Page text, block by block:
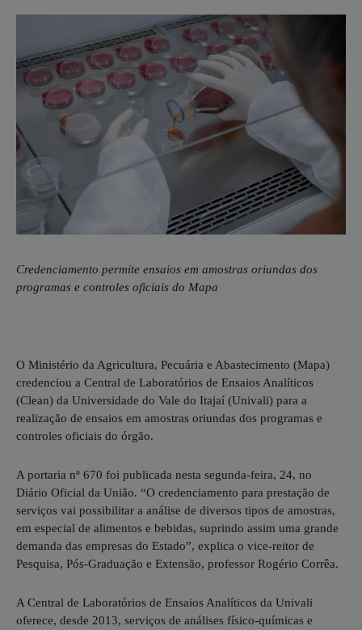
Credenciamento permite ensaios em amostras oriundas dos
programas e controles oficiais do Mapa
O Ministério da Agricultura, Pecuária e Abastecimento (Mapa)
credenciou a Central de Laboratórios de Ensaios Analíticos
(Clean) da Universidade do Vale do Itajaí (Univali) para a
realização de ensaios em amostras oriundas dos programas e
controles oficiais do órgão.
A portaria nº 670 foi publicada nesta segunda-feira, 24, no
Diário Oficial da União. “O credenciamento para prestação de
serviços vai possibilitar a análise de diversos tipos de amostras,
em especial de alimentos e bebidas, suprindo assim uma grande
demanda das empresas do Estado”, explica o vice-reitor de
Pesquisa, Pós-Graduação e Extensão, professor Rogério Corrêa.
A Central de Laboratórios de Ensaios Analíticos da Univali
oferece, desde 2013, serviços de análises físico-químicas e